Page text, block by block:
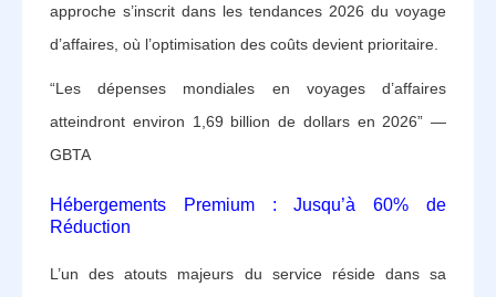
approche s’inscrit dans les tendances 2026 du voyage
d’affaires, où l’optimisation des coûts devient prioritaire.
“Les dépenses mondiales en voyages d’affaires
atteindront environ 1,69 billion de dollars en 2026” —
GBTA
Hébergements Premium : Jusqu’à 60% de
Réduction
L’un des atouts majeurs du service réside dans sa